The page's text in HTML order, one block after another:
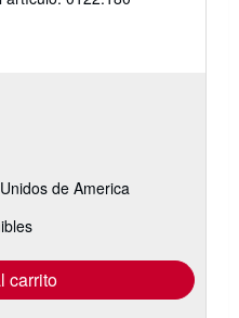
de America
carrito